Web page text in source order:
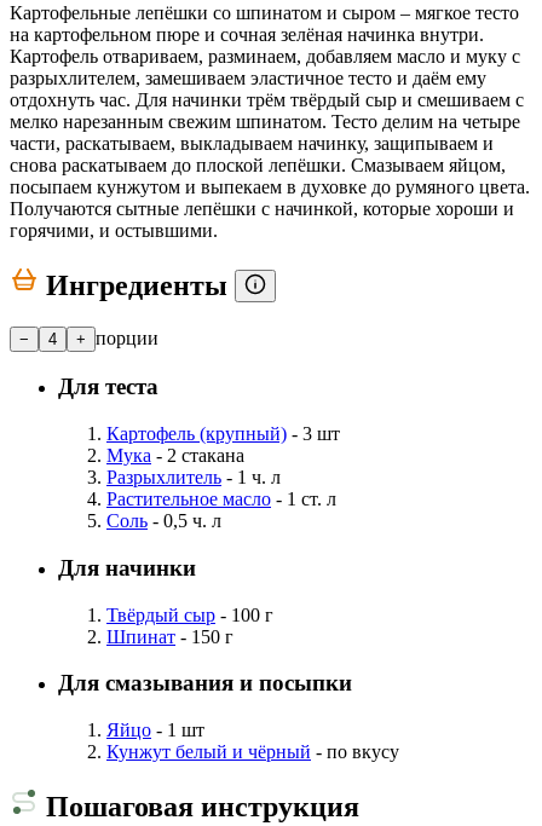
Картофельные лепёшки со шпинатом и сыром – мягкое тесто
на картофельном пюре и сочная зелёная начинка внутри.
Картофель отвариваем, разминаем, добавляем масло и муку с
разрыхлителем, замешиваем эластичное тесто и даём ему
отдохнуть час. Для начинки трём твёрдый сыр и смешиваем с
мелко нарезанным свежим шпинатом. Тесто делим на четыре
части, раскатываем, выкладываем начинку, защипываем и
снова раскатываем до плоской лепёшки. Смазываем яйцом,
посыпаем кунжутом и выпекаем в духовке до румяного цвета.
Получаются сытные лепёшки с начинкой, которые хороши и
горячими, и остывшими.
Ингредиенты
− 4 + порции
Для теста
Картофель (крупный) - 3 шт
Мука - 2 стакана
Разрыхлитель - 1 ч. л
Растительное масло - 1 ст. л
Соль - 0,5 ч. л
Для начинки
Твёрдый сыр - 100 г
Шпинат - 150 г
Для смазывания и посыпки
Яйцо - 1 шт
Кунжут белый и чёрный - по вкусу
Пошаговая инструкция